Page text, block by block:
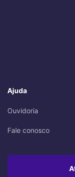
Ajuda
Ouvidoria
Fale conosco